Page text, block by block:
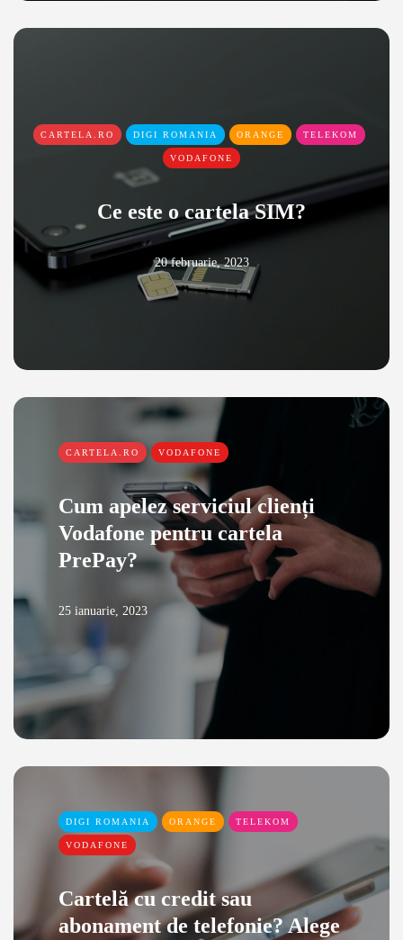
CARTELA.RO DIGI ROMANIA ORANGE TELEKOM
VODAFONE
Ce este o cartela SIM?
20 februarie, 2023
CARTELA.RO VODAFONE
Cum apelez serviciul clienți
Vodafone pentru cartela
PrePay?
25 ianuarie, 2023
DIGI ROMANIA ORANGE TELEKOM
VODAFONE
Cartelă cu credit sau
abonament de telefonie? Alege